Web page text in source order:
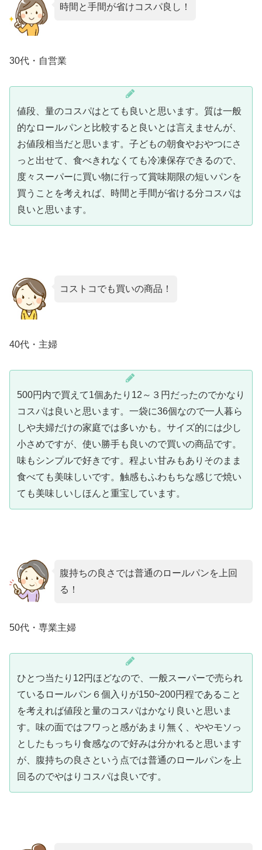
時間と手間が省けコスパ良し！
30代・自営業
値段、量のコスパはとても良いと思います。質は一般
的なロールパンと比較すると良いとは言えませんが、
お値段相当だと思います。子どもの朝食やおやつにさ
っと出せて、食べきれなくても冷凍保存できるので、
度々スーパーに買い物に行って賞味期限の短いパンを
買うことを考えれば、時間と手間が省ける分コスパは
良いと思います。
コストコでも買いの商品！
40代・主婦
500円内で買えて1個あたり12～３円だったのでかなり
コスパは良いと思います。一袋に36個なので一人暮ら
しや夫婦だけの家庭では多いかも。サイズ的には少し
小さめですが、使い勝手も良いので買いの商品です。
味もシンプルで好きです。程よい甘みもありそのまま
食べても美味しいです。触感もふわもちな感じで焼い
ても美味しいしほんと重宝しています。
腹持ちの良さでは普通のロールパンを上回
る！
50代・専業主婦
ひとつ当たり12円ほどなので、一般スーパーで売られ
ているロールパン６個入りが150~200円程であること
を考えれば値段と量のコスパはかなり良いと思いま
す。味の面ではフワっと感があまり無く、ややモソっ
としたもっちり食感なので好みは分かれると思います
が、腹持ちの良さという点では普通のロールパンを上
回るのでやはりコスパは良いです。